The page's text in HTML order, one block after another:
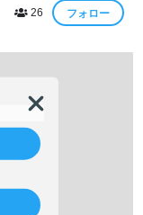
26 フォロー